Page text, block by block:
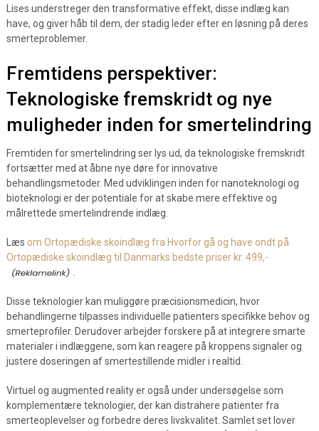
Lises understreger den transformative effekt, disse indlæg kan
have, og giver håb til dem, der stadig leder efter en løsning på deres
smerteproblemer.
Fremtidens perspektiver:
Teknologiske fremskridt og nye
muligheder inden for smertelindring
Fremtiden for smertelindring ser lys ud, da teknologiske fremskridt
fortsætter med at åbne nye døre for innovative
behandlingsmetoder. Med udviklingen inden for nanoteknologi og
bioteknologi er der potentiale for at skabe mere effektive og
målrettede smertelindrende indlæg.
Læs om Ortopædiske skoindlæg fra Hvorfor gå og have ondt på
Ortopædiske skoindlæg til Danmarks bedste priser kr. 499,-
Disse teknologier kan muliggøre præcisionsmedicin, hvor
behandlingerne tilpasses individuelle patienters specifikke behov og
smerteprofiler. Derudover arbejder forskere på at integrere smarte
materialer i indlæggene, som kan reagere på kroppens signaler og
justere doseringen af smertestillende midler i realtid.
Virtuel og augmented reality er også under undersøgelse som
komplementære teknologier, der kan distrahere patienter fra
smerteoplevelser og forbedre deres livskvalitet. Samlet set lover